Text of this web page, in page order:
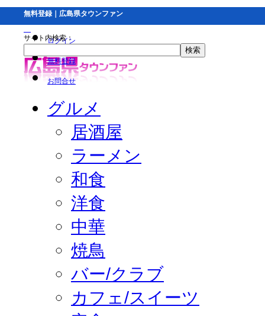
無料登録｜広島県タウンファン
ログイン
無料登録
お問合せ
サイト内検索：
グルメ
居酒屋
ラーメン
和食
洋食
中華
焼鳥
バー/クラブ
カフェ/スイーツ